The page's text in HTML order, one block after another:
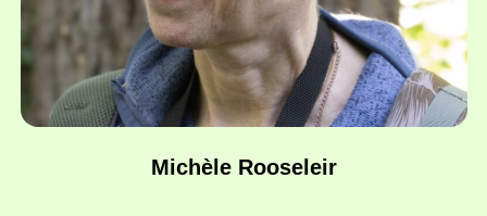
Michèle Rooseleir